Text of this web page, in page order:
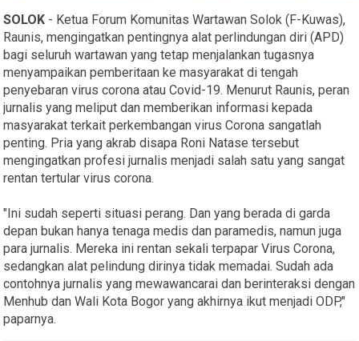
SOLOK - Ketua Forum Komunitas Wartawan Solok (F-Kuwas),
Raunis, mengingatkan pentingnya alat perlindungan diri (APD)
bagi seluruh wartawan yang tetap menjalankan tugasnya
menyampaikan pemberitaan ke masyarakat di tengah
penyebaran virus corona atau Covid-19. Menurut Raunis, peran
jurnalis yang meliput dan memberikan informasi kepada
masyarakat terkait perkembangan virus Corona sangatlah
penting. Pria yang akrab disapa Roni Natase tersebut
mengingatkan profesi jurnalis menjadi salah satu yang sangat
rentan tertular virus corona.
"Ini sudah seperti situasi perang. Dan yang berada di garda
depan bukan hanya tenaga medis dan paramedis, namun juga
para jurnalis. Mereka ini rentan sekali terpapar Virus Corona,
sedangkan alat pelindung dirinya tidak memadai. Sudah ada
contohnya jurnalis yang mewawancarai dan berinteraksi dengan
Menhub dan Wali Kota Bogor yang akhirnya ikut menjadi ODP,"
paparnya.